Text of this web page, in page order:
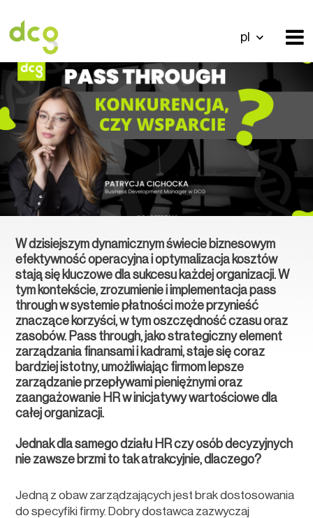
pl
+ BLOG
W dzisiejszym dynamicznym świecie biznesowym
efektywność operacyjna i optymalizacja kosztów
stają się kluczowe dla sukcesu każdej organizacji. W
tym kontekście, zrozumienie i implementacja pass
through w systemie płatności może przynieść
znaczące korzyści, w tym oszczędność czasu oraz
zasobów. Pass through, jako strategiczny element
zarządzania finansami i kadrami, staje się coraz
bardziej istotny, umożliwiając firmom lepsze
zarządzanie przepływami pieniężnymi oraz
zaangażowanie HR w inicjatywy wartościowe dla
całej organizacji.
Jednak dla samego działu HR czy osób decyzyjnych
nie zawsze brzmi to tak atrakcyjnie, dlaczego?
Jedną z obaw zarządzających jest brak dostosowania
do specyfiki firmy. Dobry dostawca zazwyczaj